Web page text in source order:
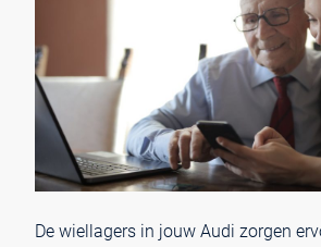
De wiellagers in jouw Audi zorgen